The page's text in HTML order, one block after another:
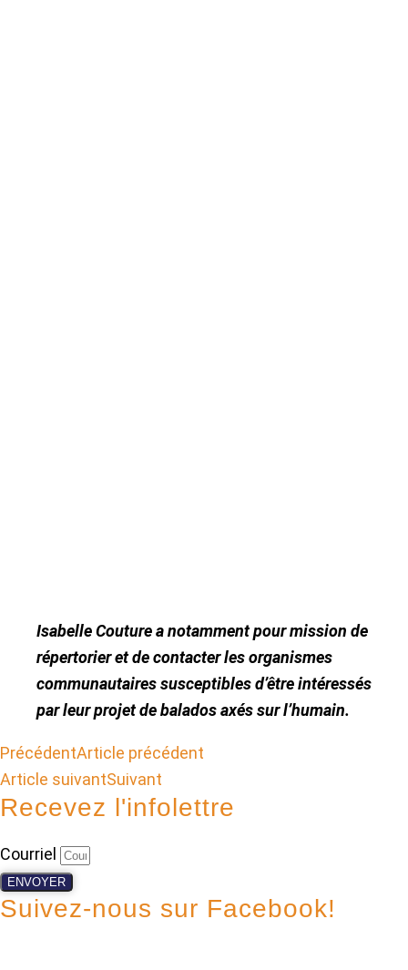
Isabelle Couture a notamment pour mission de
répertorier et de contacter les organismes
communautaires susceptibles d’être intéressés
par leur projet de balados axés sur l’humain.
PrécédentArticle précédent
Article suivantSuivant
Recevez l'infolettre
Courriel
ENVOYER
Suivez-nous sur Facebook!